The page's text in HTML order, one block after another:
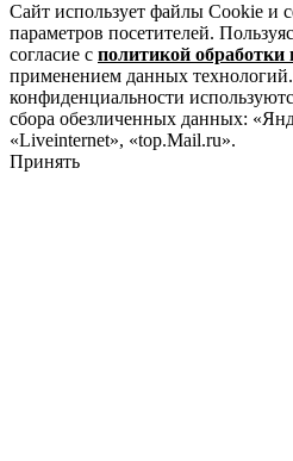
Сайт использует файлы Cookie и
параметров посетителей.
согласие с политикой
применением данных
конфиденциальности
сбора обезличенных данных:
«Liveinternet», «top.Mail.ru».
Принять